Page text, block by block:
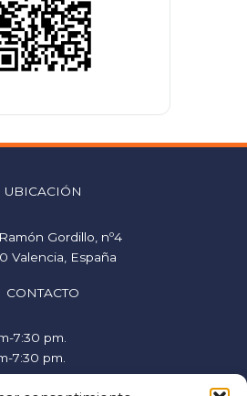
UBICACIÓN
Gordillo, nº4
Valencia, España
CONTACTO
7:30 pm.
7:30 pm.
2:00 pm.